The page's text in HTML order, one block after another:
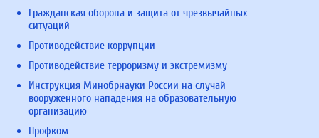
Гражданская оборона и защита от чрезвычайных
ситуаций
Противодействие коррупции
Противодействие терроризму и экстремизму
Инструкция Минобрнауки России на случай
вооруженного нападения на образовательную
организацию
Профком